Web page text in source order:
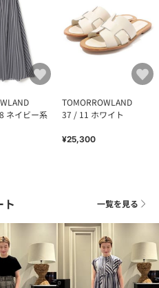
ネイビー系
TOMORROWLAND
37 / 11 ホワイト
¥25,300
ト 一覧を見る